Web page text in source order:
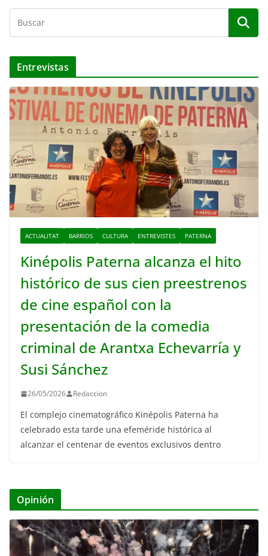
Entrevistas
ACTUALITAT BARRIOS CULTURA ENTREVISTES PATERNA
Kinépolis Paterna alcanza el hito
histórico de sus cien preestrenos
de cine español con la
presentación de la comedia
criminal de Arantxa Echevarría y
Susi Sánchez
26/05/2026 Redaccion
El complejo cinematográfico Kinépolis Paterna ha
celebrado esta tarde una efeméride histórica al
alcanzar el centenar de eventos exclusivos dentro
Opinión